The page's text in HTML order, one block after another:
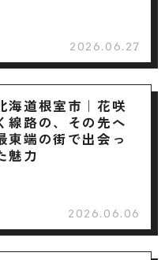
2026.06.27
海道根室市｜花咲
線路の、その先へ
東端の街で出会っ
魅力
2026.06.06